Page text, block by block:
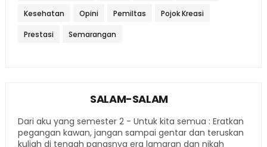
Kesehatan Opini Pemiltas Pojok Kreasi
Prestasi Semarangan
SALAM-SALAM
Dari aku yang semester 2 - Untuk kita semua : Eratkan
pegangan kawan, jangan sampai gentar dan teruskan
kuliah di tengah panasnya era lamaran dan nikah